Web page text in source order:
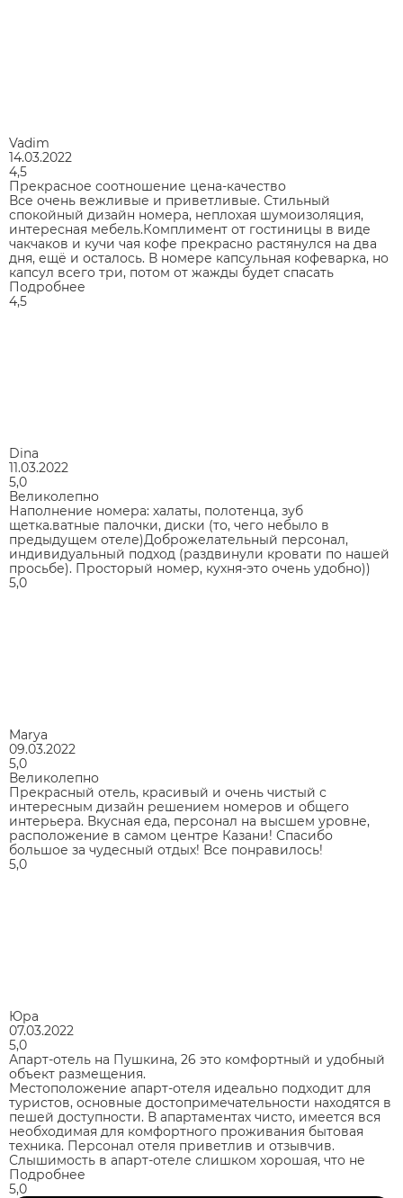
Vadim
14.03.2022
4,5
Прекрасное соотношение цена-качество
Все очень вежливые и приветливые. Стильный
спокойный дизайн номера, неплохая шумоизоляция,
интересная мебель.Комплимент от гостиницы в виде
чакчаков и кучи чая кофе прекрасно растянулся на два
дня, ещё и осталось. В номере капсульная кофеварка, но
капсул всего три, потом от жажды будет спасать
Подробнее
4,5
Dina
11.03.2022
5,0
Великолепно
Наполнение номера: халаты, полотенца, зуб
щетка.ватные палочки, диски (то, чего небыло в
предыдущем отеле)Доброжелательный персонал,
индивидуальный подход (раздвинули кровати по нашей
просьбе). Просторый номер, кухня-это очень удобно))
5,0
Marya
09.03.2022
5,0
Великолепно
Прекрасный отель, красивый и очень чистый с
интересным дизайн решением номеров и общего
интерьера. Вкусная еда, персонал на высшем уровне,
расположение в самом центре Казани! Спасибо
большое за чудесный отдых! Все понравилось!
5,0
Юра
07.03.2022
5,0
Апарт-отель на Пушкина, 26 это комфортный и удобный
объект размещения.
Местоположение апарт-отеля идеально подходит для
туристов, основные достопримечательности находятся в
пешей доступности. В апартаментах чисто, имеется вся
необходимая для комфортного проживания бытовая
техника. Персонал отеля приветлив и отзывчив.
Слышимость в апарт-отеле слишком хорошая, что не
Подробнее
5,0